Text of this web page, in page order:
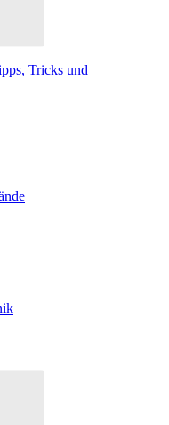
Tricks und